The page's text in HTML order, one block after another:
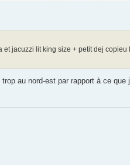
jacuzzi lit king size + petit dej copieu
au nord-est par rapport à ce que